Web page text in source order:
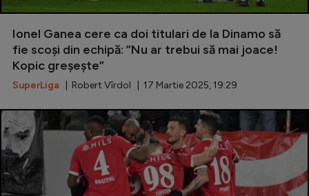
Ionel Ganea cere ca doi titulari de la Dinamo să
fie scoși din echipă: ”Nu ar trebui să mai joace!
Kopic greșește”
SuperLiga | Robert Vîrdol | 17 Martie 2025, 19:29